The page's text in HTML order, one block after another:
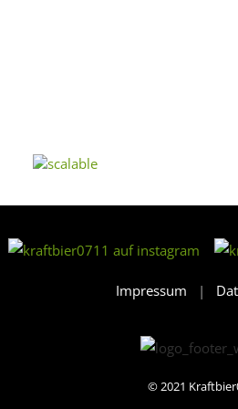
Impressum |
© 2021